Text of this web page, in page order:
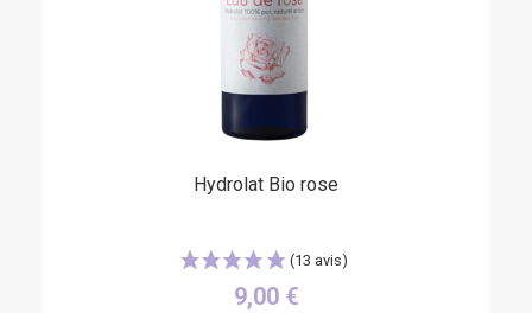
Hydrolat Bio rose
9,00 €